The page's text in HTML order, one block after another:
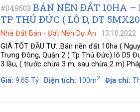
#049503 BÁN NỀN ĐẤT 10HA –
TP THỦ ĐỨC ( LÔ D, DT
Nhà Đất Bán - Đất Nền Dự Án
13.10.2022
GIÁ TỐT ĐẦU TƯ...Bán nền đất 10ha (
Trưng Đông, Quận 2 ( Tp Thủ Đức) lô D5
3 lầu, ( trước chừa 3 m, sau chừa 2 m)
Giá: 9.65 Tỷ Diện tích: 100m2 Địa chỉ: